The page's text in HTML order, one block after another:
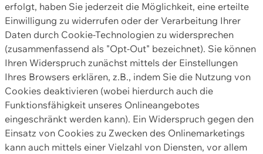
erfolgt, haben Sie jederzeit die Möglichkeit, eine erteilte
Einwilligung zu widerrufen oder der Verarbeitung Ihrer
Daten durch Cookie-Technologien zu widersprechen
(zusammenfassend als "Opt-Out" bezeichnet). Sie können
Ihren Widerspruch zunächst mittels der Einstellungen
Ihres Browsers erklären, z.B., indem Sie die Nutzung von
Cookies deaktivieren (wobei hierdurch auch die
Funktionsfähigkeit unseres Onlineangebotes
eingeschränkt werden kann). Ein Widerspruch gegen den
Einsatz von Cookies zu Zwecken des Onlinemarketings
kann auch mittels einer Vielzahl von Diensten, vor allem